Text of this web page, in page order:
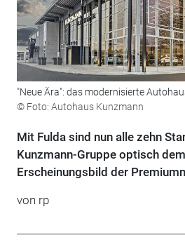
"Neue Ära": das modernisierte
© Foto: Autohaus Kunzmann
Mit Fulda sind nun alle zehn
Kunzmann-Gruppe optisch
Erscheinungsbild der
von rp